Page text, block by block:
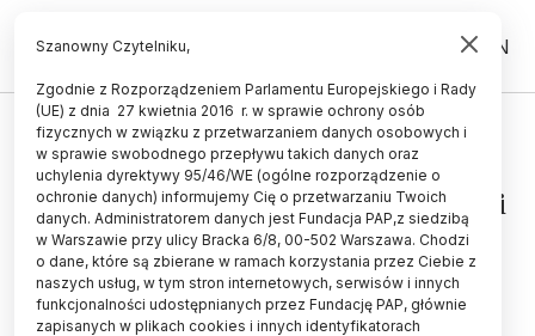
PL EN
ŻYCIE
Powstała "mapa" relacji
przestrzennych między gatunkami
Puszczy Białowieskiej
ANNA ŚLĄZAK
28.11.2019
aktualizacja: 28.11.2019
5 minut czytania
Szanowny Czytelniku,
Zgodnie z Rozporządzeniem Parlamentu Europejskiego i Rady
(UE) z dnia 27 kwietnia 2016 r. w sprawie ochrony osób
fizycznych w związku z przetwarzaniem danych osobowych i
w sprawie swobodnego przepływu takich danych oraz
uchylenia dyrektywy 95/46/WE (ogólne rozporządzenie o
ochronie danych) informujemy Cię o przetwarzaniu Twoich
danych. Administratorem danych jest Fundacja PAP,z siedzibą
w Warszawie przy ulicy Bracka 6/8, 00-502 Warszawa. Chodzi
o dane, które są zbierane w ramach korzystania przez Ciebie z
naszych usług, w tym stron internetowych, serwisów i innych
funkcjonalności udostępnianych przez Fundację PAP, głównie
zapisanych w plikach cookies i innych identyfikatorach